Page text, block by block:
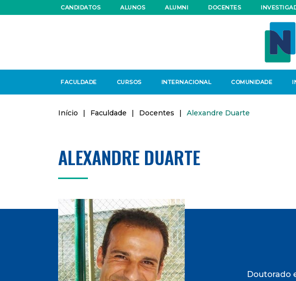
CANDIDATOS ALUNOS ALUMNI DOCENTES
FACULDADE CURSOS INTERNACIONAL COMUNIDADE
Início | Faculdade | Docentes | Alexandre Duarte
ALEXANDRE DUARTE
Doutorado